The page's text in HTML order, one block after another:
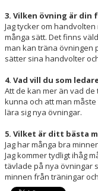
3. Vilken övning är din
Jag tycker om
många sätt. Det finns
man kan träna övningen
sätter sina handvolter
4. Vad vill du som
Att de kan mer än vad
kunna och att man
lära sig nya övningar.
5. Vilket är ditt bästa
Jag har många bra
Jag kommer tydligt ihåg
tävlade på nya övningar
minnen från träningar